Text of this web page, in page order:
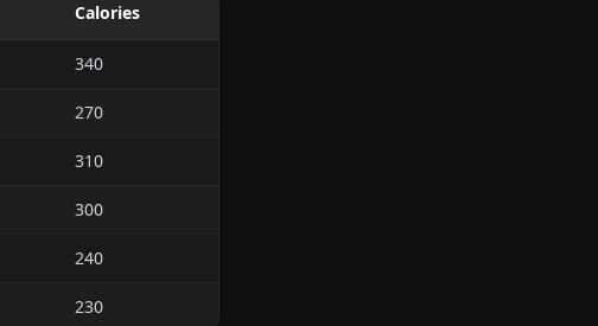
Calories
340
270
310
300
240
230